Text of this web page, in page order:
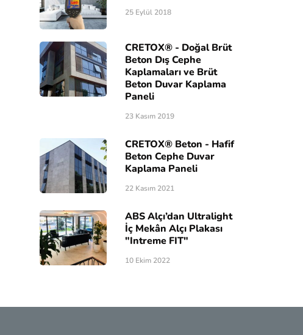
25 Eylül 2018
CRETOX® - Doğal Brüt
Beton Dış Cephe
Kaplamaları ve Brüt
Beton Duvar Kaplama
Paneli
23 Kasım 2019
CRETOX® Beton - Hafif
Beton Cephe Duvar
Kaplama Paneli
22 Kasım 2021
ABS Alçı’dan Ultralight
İç Mekân Alçı Plakası
"Intreme FIT"
10 Ekim 2022